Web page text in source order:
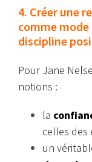
4. Créer une
comme mode
discipline
Pour Jane
notions :
la
celles des
un